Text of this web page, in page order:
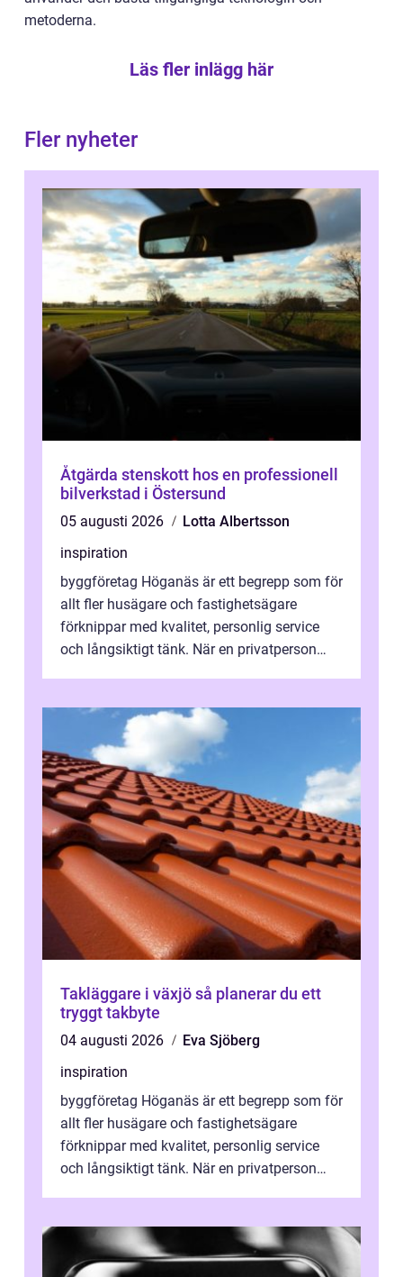
metoderna.
Läs fler inlägg här
Fler nyheter
Åtgärda stenskott hos en professionell
bilverkstad i Östersund
05 augusti 2026
Lotta Albertsson
inspiration
byggföretag Höganäs är ett begrepp som för
allt fler husägare och fastighetsägare
förknippar med kvalitet, personlig service
och långsiktigt tänk. När en privatperson
Takläggare i växjö så planerar du ett
tryggt takbyte
04 augusti 2026
Eva Sjöberg
inspiration
byggföretag Höganäs är ett begrepp som för
allt fler husägare och fastighetsägare
förknippar med kvalitet, personlig service
och långsiktigt tänk. När en privatperson